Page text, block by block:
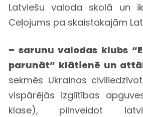
Latviešu valoda skolā un
Ceļojums pa skaistakajām
– sarunu valodas klubs
parunāt” klātienē un
sekmēs Ukrainas
vispārējās izglītības
klase), pilnveidot